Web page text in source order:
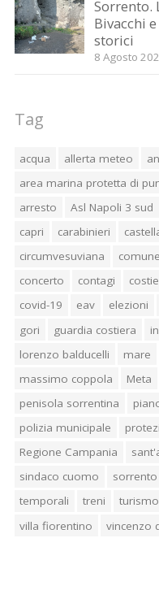
Sorrento.
Bivacchi
storici
8 Agosto
Tag
acqua allerta meteo
area marina protetta di
arresto
Asl Napoli 3 sud
capri
carabinieri
circumvesuviana
concerto
contagi
covid-19
eav elezioni
gori
guardia costiera
lorenzo balducelli
mare
massimo coppola
Meta
penisola sorrentina
polizia municipale
Regione Campania
sindaco cuomo
sorrento
temporali
treni turismo
villa fiorentino
vincenzo